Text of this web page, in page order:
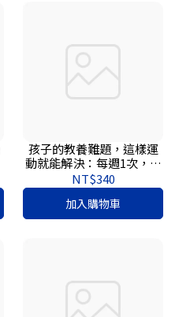
孩子的教養難題，這樣運
動就能解決：每週1次，持
續3個月，增進專注力、溝
通力與情緒調控力
NT$340
加入購物車